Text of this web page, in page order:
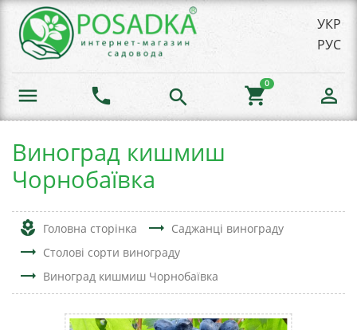
УКР
РУС
menu phone search shopping_cart
0
person_outline
Виноград кишмиш
Чорнобаївка
local_florist Головна сторінка trending_flat Саджанці винограду
trending_flat Столові сорти винограду
trending_flat Виноград кишмиш Чорнобаївка